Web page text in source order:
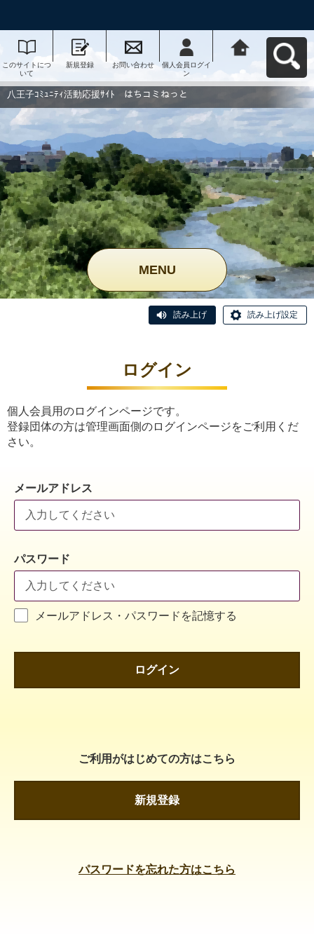
このサイトにつ
いて
新規登録 お問い合わせ
個人会員ログイ
ン
動応援ｻｲﾄ はち
コミねっとへ戻
八王子ｺﾐｭﾆﾃｨ活動応援ｻｲﾄ はちコミねっと
MENU
読み上げ 読み上げ設定
ログイン
個人会員用のログインページです。
登録団体の方は管理画面側のログインページをご利用くだ
さい。
メールアドレス
パスワード
メールアドレス・パスワードを記憶する
ログイン
ご利用がはじめての方はこちら
新規登録
パスワードを忘れた方はこちら